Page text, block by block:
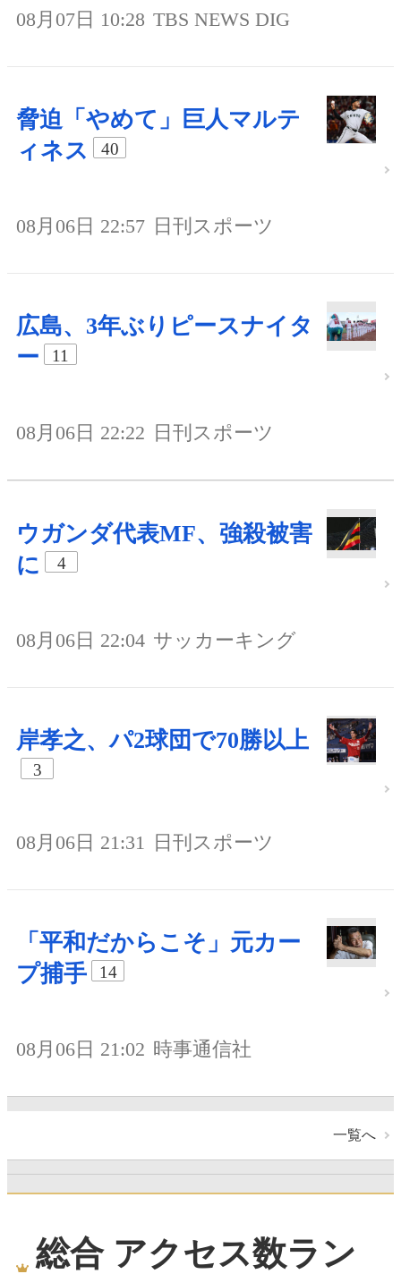
08月07日 10:28 TBS NEWS DIG
脅迫「やめて」巨人マルテ
ィネス
40
08月06日 22:57 日刊スポーツ
広島、3年ぶりピースナイタ
ー
11
08月06日 22:22 日刊スポーツ
ウガンダ代表MF、強殺被害
に
4
08月06日 22:04 サッカーキング
岸孝之、パ2球団で70勝以上
3
08月06日 21:31 日刊スポーツ
「平和だからこそ」元カー
プ捕手
14
08月06日 21:02 時事通信社
一覧へ
総合 アクセス数ラン